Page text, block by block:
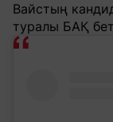
Вайстың
туралы БАҚ